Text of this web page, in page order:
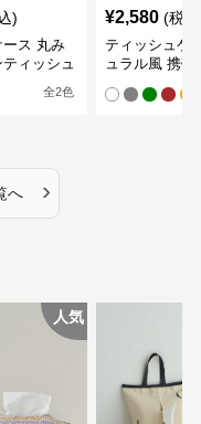
)
ース 丸み
ィッシュ
全2色
¥2,580 (税
ティッシュケ
ュラル風 携帯
へ ›
人気